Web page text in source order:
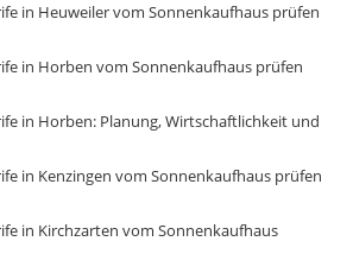
in Heuweiler vom Sonnenkaufhaus prüfen
in Horben vom Sonnenkaufhaus prüfen
in Horben: Planung, Wirtschaftlichkeit und
in Kenzingen vom Sonnenkaufhaus prüfen
in Kirchzarten vom Sonnenkaufhaus